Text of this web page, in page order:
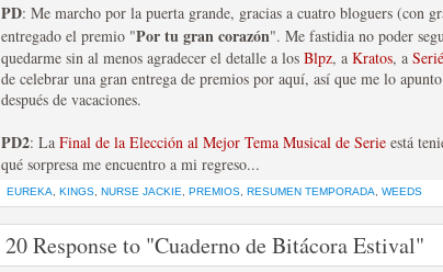
Las series de 10 temporadas están en
extinción
MOLTISANTI
Recomendación de la semana
PD: Me marcho por la puerta grande, gracias a cuatro bloguers (con
entregado el premio "Por tu gran corazón". Me fastidia no poder
quedarme sin al menos agradecer el detalle a los Blpz, a Kratos, a
de celebrar una gran entrega de premios por aquí, así que me lo
después de vacaciones.
PD2: La Final de la Elección al Mejor Tema Musical de Serie está
qué sorpresa me encuentro a mi regreso...
EUREKA KINGS NURSE JACKIE PREMIOS RESUMEN TEMPORADA WEEDS
20 Response to "Cuaderno de Bitácora Estival"